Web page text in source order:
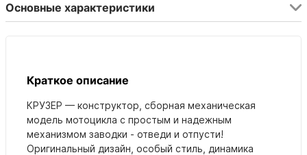
Основные характеристики
Краткое описание
КРУЗЕР — конструктор, сборная механическая
модель мотоцикла с простым и надежным
механизмом заводки - отведи и отпусти!
Оригинальный дизайн, особый стиль, динамика